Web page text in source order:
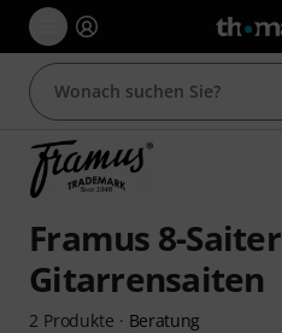
Framus 8-Saiter
Gitarrensaiten
2 Produkte · Beratung